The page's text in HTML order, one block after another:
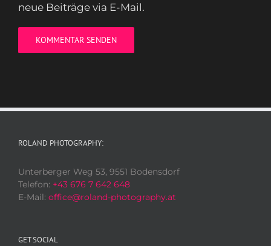
neue Beiträge via E-Mail.
ROLAND PHOTOGRAPHY:
Unterberger Weg 53, 9551 Bodensdorf
Telefon: +43 676 7 642 648
E-Mail: office@roland-photography.at
GET SOCIAL